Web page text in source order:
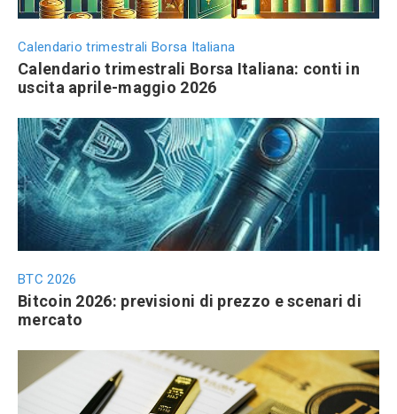
Calendario trimestrali Borsa Italiana
Calendario trimestrali Borsa Italiana: conti in
uscita aprile-maggio 2026
BTC 2026
Bitcoin 2026: previsioni di prezzo e scenari di
mercato